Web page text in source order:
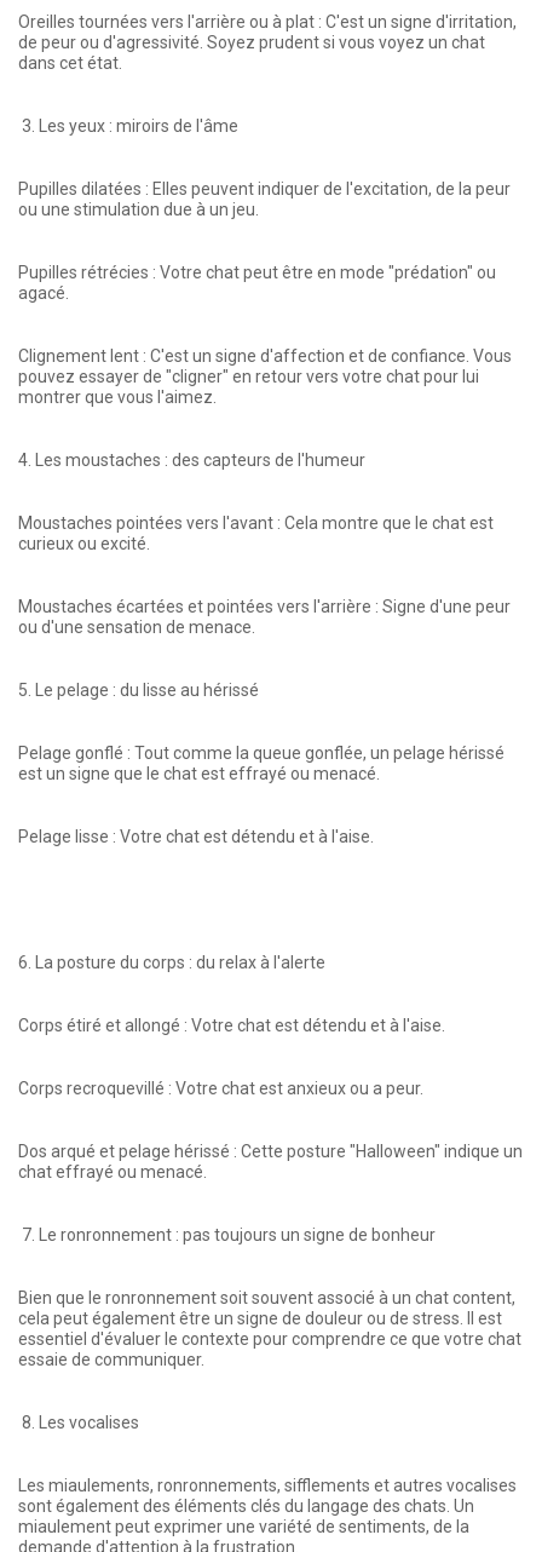
Oreilles tournées vers l'arrière ou à plat : C'est un signe d'irritation,
de peur ou d'agressivité. Soyez prudent si vous voyez un chat
dans cet état.
3. Les yeux : miroirs de l'âme
Pupilles dilatées : Elles peuvent indiquer de l'excitation, de la peur
ou une stimulation due à un jeu.
Pupilles rétrécies : Votre chat peut être en mode "prédation" ou
agacé.
Clignement lent : C'est un signe d'affection et de confiance. Vous
pouvez essayer de "cligner" en retour vers votre chat pour lui
montrer que vous l'aimez.
4. Les moustaches : des capteurs de l'humeur
Moustaches pointées vers l'avant : Cela montre que le chat est
curieux ou excité.
Moustaches écartées et pointées vers l'arrière : Signe d'une peur
ou d'une sensation de menace.
5. Le pelage : du lisse au hérissé
Pelage gonflé : Tout comme la queue gonflée, un pelage hérissé
est un signe que le chat est effrayé ou menacé.
Pelage lisse : Votre chat est détendu et à l'aise.
6. La posture du corps : du relax à l'alerte
Corps étiré et allongé : Votre chat est détendu et à l'aise.
Corps recroquevillé : Votre chat est anxieux ou a peur.
Dos arqué et pelage hérissé : Cette posture "Halloween" indique un
chat effrayé ou menacé.
7. Le ronronnement : pas toujours un signe de bonheur
Bien que le ronronnement soit souvent associé à un chat content,
cela peut également être un signe de douleur ou de stress. Il est
essentiel d'évaluer le contexte pour comprendre ce que votre chat
essaie de communiquer.
8. Les vocalises
Les miaulements, ronronnements, sifflements et autres vocalises
sont également des éléments clés du langage des chats. Un
miaulement peut exprimer une variété de sentiments, de la
demande d'attention à la frustration.